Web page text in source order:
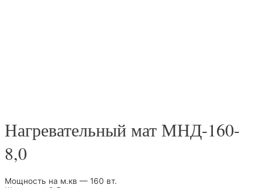
Нагревательный мат МНД-160-
8,0
Мощность на м.кв — 160 вт.